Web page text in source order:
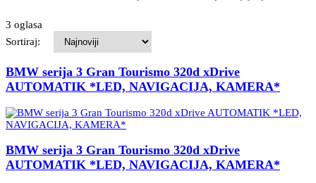
3 oglasa
Sortiraj:
BMW serija 3 Gran Tourismo 320d xDrive
AUTOMATIK *LED, NAVIGACIJA, KAMERA*
BMW serija 3 Gran Tourismo 320d xDrive
AUTOMATIK *LED, NAVIGACIJA, KAMERA*